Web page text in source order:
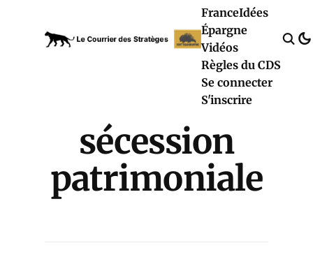
FranceIdées
Épargne
Vidéos
Règles du CDS
Se connecter
S'inscrire
sécession
patrimoniale